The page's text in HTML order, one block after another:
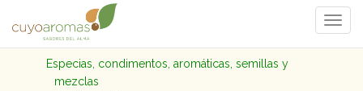
Especias, condimentos, aromáticas, semillas y
mezclas